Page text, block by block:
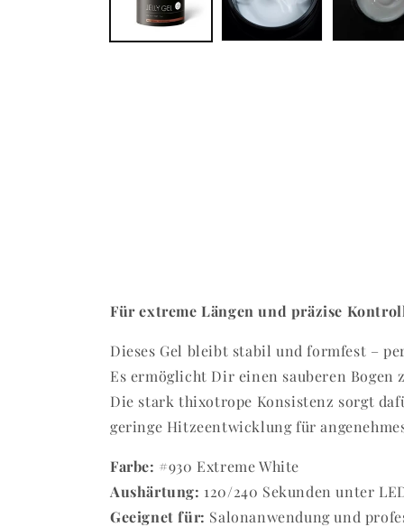
Für extreme Längen und präzise
Dieses Gel bleibt stabil und formfest –
Es ermöglicht Dir einen sauberen
Die stark thixotrope Konsistenz sorgt
geringe Hitzeentwicklung für
Farbe: #930 Extreme White
Aushärtung: 120/240 Sekunden unter
Geeignet für: Salonanwendung und